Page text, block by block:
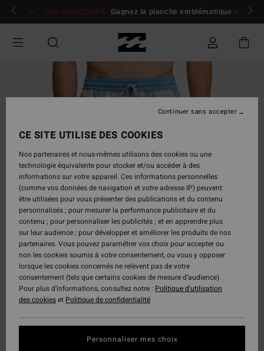
Passer
Se connecter / s'inscrire
JEU CONCOURS Gagnez la planche emblématique d'Andy
CE SITE UTILISE DES COOKIES
Nos partenaires et nous-mêmes utilisons des cookies ou une
technologie équivalente pour stocker et/ou accéder à des
informations sur votre appareil. Ces informations personnelles
(comme vos données de navigation et votre adresse IP) peuvent
être utilisées pour vous présenter des publications et du contenu
personnalisés ; pour mesurer la performance publicitaire et du
contenu ; pour personnaliser les publicités ; et en apprendre plus
sur leur audience ; pour développer et améliorer les produits de nos
partenaires. Vous pouvez paramétrer vos choix pour accepter ou
non les cookies soumis à votre consentement, ou vous y opposer
lorsque les cookies concernés ne relèvent pas de votre
consentement (tels que certains cookies de mesure d’audience).
Pour plus d'informations, consultez notre : Politique d'utilisation
des cookieset Politique de confidentialité
Personnaliser mes choix
Continuer sans accepter